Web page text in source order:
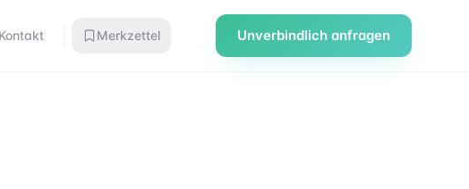
Kontakt Merkzettel Unverbindlich anfragen